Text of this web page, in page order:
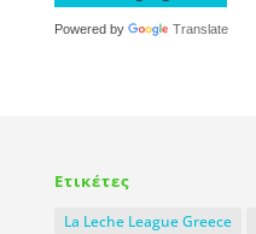
Powered by Translate
Ετικέτες
La Leche League Greece